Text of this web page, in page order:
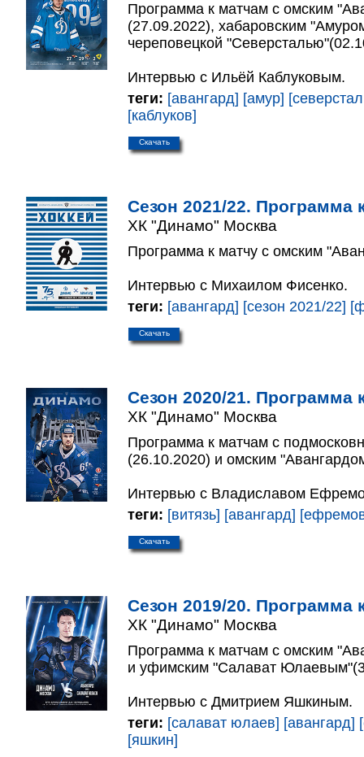
Программа к матчам с омским
(27.09.2022), хабаровским
череповецкой
Интервью с Ильёй Каблуковым.
теги: [авангард] [амур]
[каблуков]
Скачать
Сезон 2021/22. Программа
ХК "Динамо" Москва
Программа к матчу с омским
Интервью с Михаилом Фисенко.
теги: [авангард] [сезон 2021/22]
Скачать
Сезон 2020/21. Программа
ХК "Динамо" Москва
Программа к матчам с
(26.10.2020) и омским
Интервью с Владиславом
теги: [витязь] [авангард]
Скачать
Сезон 2019/20. Программа
ХК "Динамо" Москва
Программа к матчам с омским
и уфимским "Салават
Интервью с Дмитрием Яшкиным.
теги: [салават юлаев] [авангард]
[яшкин]